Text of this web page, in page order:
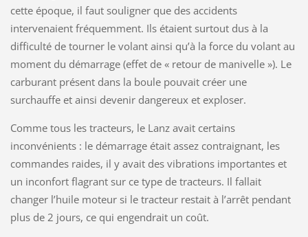
cette époque, il faut souligner que des accidents
intervenaient fréquemment. Ils étaient surtout dus à la
difficulté de tourner le volant ainsi qu’à la force du volant au
moment du démarrage (effet de « retour de manivelle »). Le
carburant présent dans la boule pouvait créer une
surchauffe et ainsi devenir dangereux et exploser.
Comme tous les tracteurs, le Lanz avait certains
inconvénients : le démarrage était assez contraignant, les
commandes raides, il y avait des vibrations importantes et
un inconfort flagrant sur ce type de tracteurs. Il fallait
changer l’huile moteur si le tracteur restait à l’arrêt pendant
plus de 2 jours, ce qui engendrait un coût.